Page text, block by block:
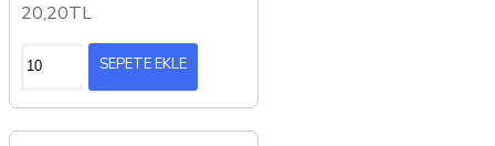
20,20TL
SEPETE EKLE